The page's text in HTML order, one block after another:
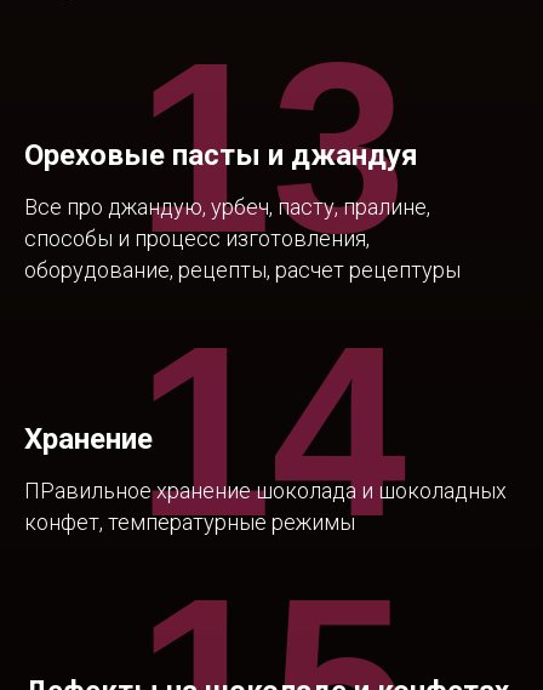
Ореховые пасты и джандуя
Все про джандую, урбеч, пасту, пралине,
способы и процесс изготовления,
оборудование, рецепты, расчет рецептуры
13
Хранение
ПРавильное хранение шоколада и шоколадных
конфет, температурные режимы
14